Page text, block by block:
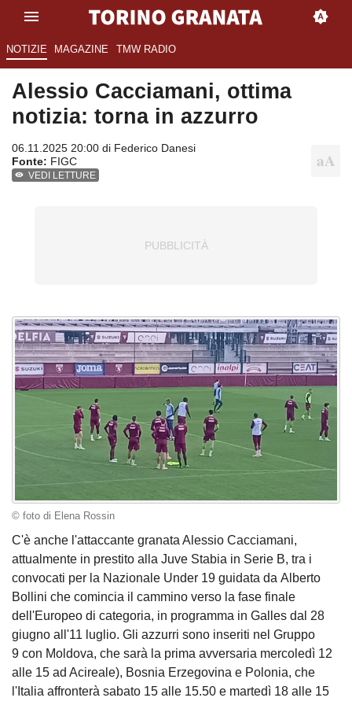
NOTIZIE MAGAZINE TMW RADIO
Alessio Cacciamani, ottima
notizia: torna in azzurro
06.11.2025 20:00 di Federico Danesi
Fonte: FIGC
VEDI LETTURE
© foto di Elena Rossin
C'è anche l'attaccante granata Alessio Cacciamani,
attualmente in prestito alla Juve Stabia in Serie B, tra i
convocati per la Nazionale Under 19 guidata da Alberto
Bollini che comincia il cammino verso la fase finale
dell'Europeo di categoria, in programma in Galles dal 28
giugno all'11 luglio. Gli azzurri sono inseriti nel Gruppo
9 con Moldova, che sarà la prima avversaria mercoledì 12
alle 15 ad Acireale), Bosnia Erzegovina e Polonia, che
l'Italia affronterà sabato 15 alle 15.50 e martedì 18 alle 15